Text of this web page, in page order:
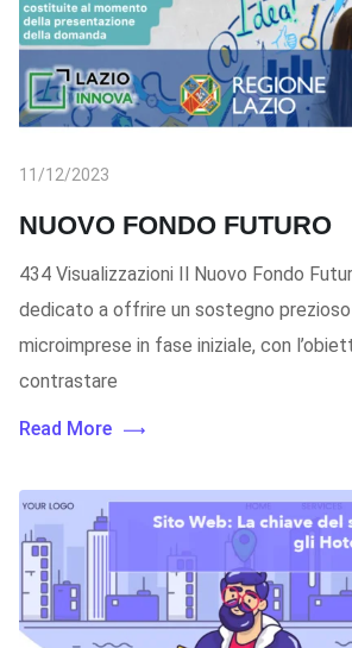
11/12/2023
NUOVO FONDO FUTURO
434 Visualizzazioni Il Nuovo Fondo
dedicato a offrire un sostegno
microimprese in fase iniziale, con
contrastare
Read More